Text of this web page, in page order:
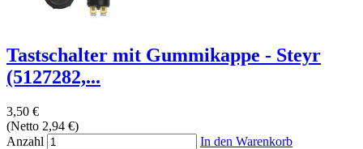
Tastschalter mit Gummikappe - Steyr
(5127282,...
3,50 €
(Netto 2,94 €)
Anzahl
In den Warenkorb